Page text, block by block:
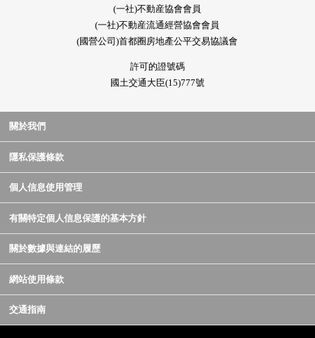
(一社)不動産協會會員
(一社)不動産流通經營協會會員
(國營公司)首都圈房地產公平交易協議會
許可的證號碼
國土交通大臣(15)777號
關於我們
隱私保護條款
個人信息使用管理
有關特定個人信息保護的基本方針
關於數據與連結的履歷
網站使用條款
交通指南